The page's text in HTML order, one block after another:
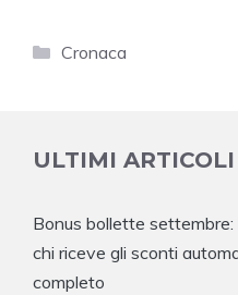
Categorie
Cronaca
ULTIMI ARTICOLI
Bonus bollette settembre:
chi riceve gli sconti
completo